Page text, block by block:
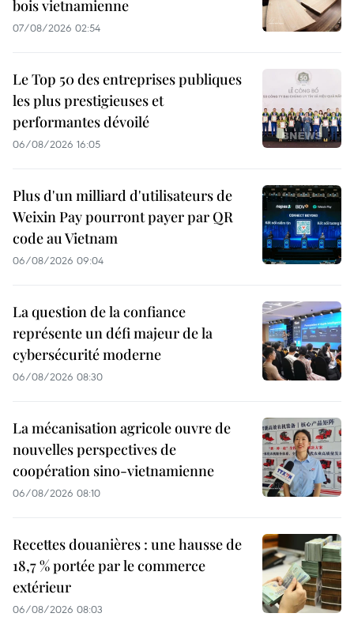
bois vietnamienne
07/08/2026 02:54
Le Top 50 des entreprises publiques
les plus prestigieuses et
performantes dévoilé
06/08/2026 16:05
Plus d'un milliard d'utilisateurs de
Weixin Pay pourront payer par QR
code au Vietnam
06/08/2026 09:04
La question de la confiance
représente un défi majeur de la
cybersécurité moderne
06/08/2026 08:30
La mécanisation agricole ouvre de
nouvelles perspectives de
coopération sino-vietnamienne
06/08/2026 08:10
Recettes douanières : une hausse de
18,7 % portée par le commerce
extérieur
06/08/2026 08:03